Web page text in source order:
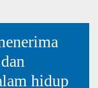
hidup